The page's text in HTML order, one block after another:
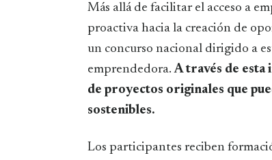
Más allá de facilitar el acceso a
proactiva hacia la creación de
un concurso nacional dirigido a
emprendedora.A través de
de proyectos originales que
sostenibles.
Los participantes reciben